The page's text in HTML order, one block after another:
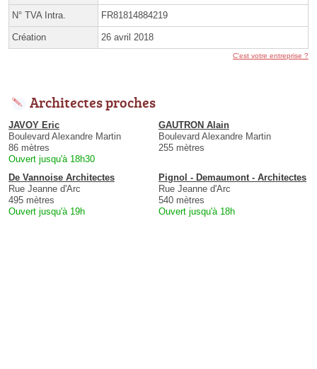
N° TVA Intra. FR81814884219
Création 26 avril 2018
C'est votre entreprise ?
Architectes proches
JAVOY Eric
Boulevard Alexandre Martin
86 mètres
Ouvert jusqu'à 18h30
GAUTRON Alain
Boulevard Alexandre Martin
255 mètres
De Vannoise Architectes
Rue Jeanne d'Arc
495 mètres
Ouvert jusqu'à 19h
Pignol - Demaumont - Architectes
Rue Jeanne d'Arc
540 mètres
Ouvert jusqu'à 18h